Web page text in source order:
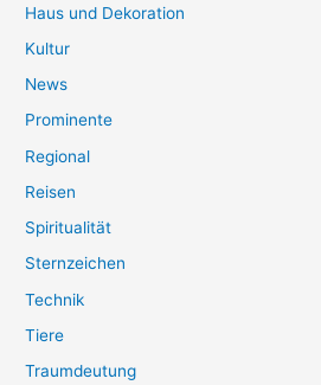
Haus und Dekoration
Kultur
News
Prominente
Regional
Reisen
Spiritualität
Sternzeichen
Technik
Tiere
Traumdeutung